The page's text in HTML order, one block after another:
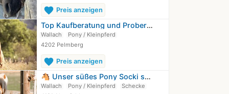
favorite Preis anzeigen
Top Kaufberatung und Probereiten an…
Wallach
Pony / Kleinpferd
4202 Pelmberg
favorite Preis anzeigen
🐴 Unser süßes Pony Socki sucht ein…
Wallach Pony / Kleinpferd
Schecke